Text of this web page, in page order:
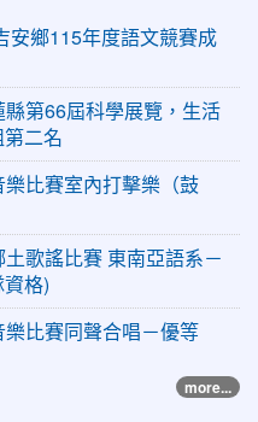
安鄉115年度語文競賽成
第66屆科學展覽，生活
二名
比賽室內打擊樂（鼓
歌謠比賽 東南亞語系－
格)
比賽同聲合唱－優等
more...